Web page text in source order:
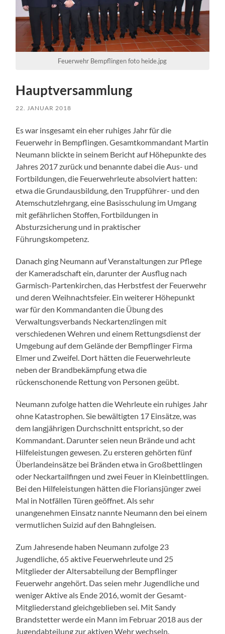
Feuerwehr Bempflingen foto heide.jpg
Hauptversammlung
22. JANUAR 2018
Es war insgesamt ein eher ruhiges Jahr für die
Feuerwehr in Bempflingen. Gesamtkommandant Martin
Neumann blickte in seinem Bericht auf Höhepunkte des
Jahres 2017 zurück und benannte dabei die Aus- und
Fortbildungen, die Feuerwehrleute absolviert hatten:
etwa die Grundausbildung, den Truppführer- und den
Atemschutzlehrgang, eine Basisschulung im Umgang
mit gefährlichen Stoffen, Fortbildungen in
Absturzsicherung und in praktischer
Führungskompetenz.
Danach ging Neumann auf Veranstaltungen zur Pflege
der Kameradschaft ein, darunter der Ausflug nach
Garmisch-Partenkirchen, das Herbstfest der Feuerwehr
und deren Weihnachtsfeier. Ein weiterer Höhepunkt
war für den Kommandanten die Übung des
Verwaltungsverbands Neckartenzlingen mit
verschiedenen Wehren und einem Rettungsdienst der
Umgebung auf dem Gelände der Bempflinger Firma
Elmer und Zweifel. Dort hätten die Feuerwehrleute
neben der Brandbekämpfung etwa die
rückenschonende Rettung von Personen geübt.
Neumann zufolge hatten die Wehrleute ein ruhiges Jahr
ohne Katastrophen. Sie bewältigten 17 Einsätze, was
dem langjährigen Durchschnitt entspricht, so der
Kommandant. Darunter seien neun Brände und acht
Hilfeleistungen gewesen. Zu ersteren gehörten fünf
Überlandeinsätze bei Bränden etwa in Großbettlingen
oder Neckartailfingen und zwei Feuer in Kleinbettlingen.
Bei den Hilfeleistungen hätten die Floriansjünger zwei
Mal in Notfällen Türen geöffnet. Als sehr
unangenehmen Einsatz nannte Neumann den bei einem
vermutlichen Suizid auf den Bahngleisen.
Zum Jahresende haben Neumann zufolge 23
Jugendliche, 65 aktive Feuerwehrleute und 25
Mitglieder der Altersabteilung der Bempflinger
Feuerwehr angehört. Das seien mehr Jugendliche und
weniger Aktive als Ende 2016, womit der Gesamt-
Mitgliederstand gleichgeblieben sei. Mit Sandy
Brandstetter werde ein Mann im Februar 2018 aus der
Jugendabteilung zur aktiven Wehr wechseln.